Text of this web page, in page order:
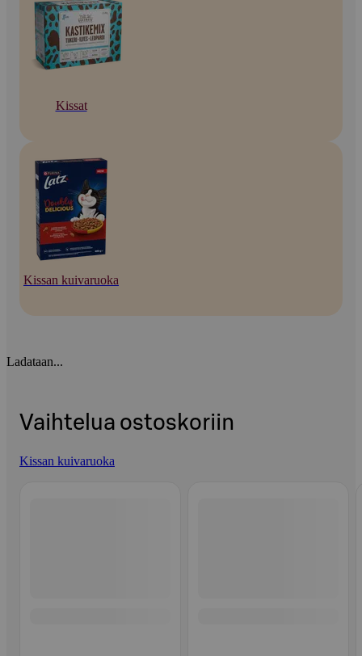
Kissat
Kissan kuivaruoka
Ladataan...
Vaihtelua ostoskoriin
Kissan kuivaruoka